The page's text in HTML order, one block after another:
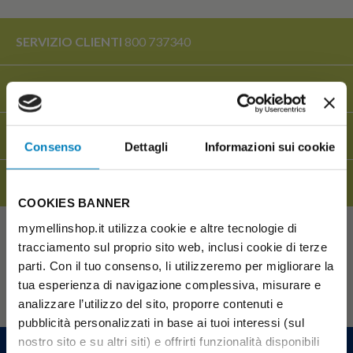
Consenso Dettagli Informazioni sui cookie
COOKIES BANNER
mymellinshop.it utilizza cookie e altre tecnologie di
tracciamento sul proprio sito web, inclusi cookie di terze
parti. Con il tuo consenso, li utilizzeremo per migliorare la
tua esperienza di navigazione complessiva, misurare e
analizzare l’utilizzo del sito, proporre contenuti e
pubblicità personalizzati in base ai tuoi interessi (sul
nostro sito e su altri siti) e offrirti funzionalità disponibili
SERVIZIO CLIENTI 800 737340